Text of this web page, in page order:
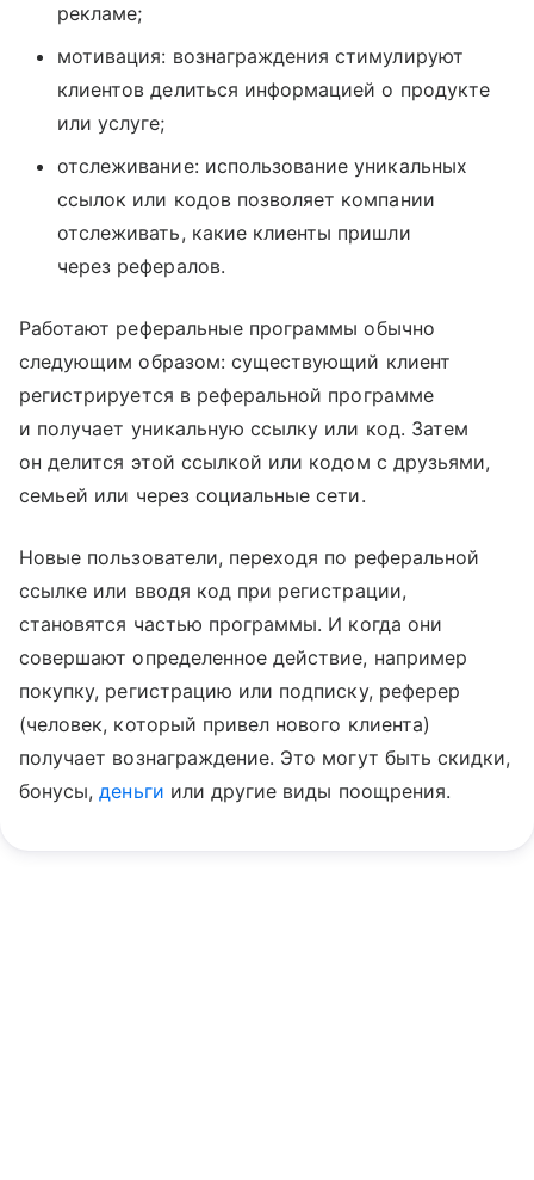
рекламе;
мотивация: вознаграждения стимулируют
клиентов делиться информацией о продукте
или услуге;
отслеживание: использование уникальных
ссылок или кодов позволяет компании
отслеживать, какие клиенты пришли
через рефералов.
Работают реферальные программы обычно
следующим образом: существующий клиент
регистрируется в реферальной программе
и получает уникальную ссылку или код. Затем
он делится этой ссылкой или кодом с друзьями,
семьей или через социальные сети.
Новые пользователи, переходя по реферальной
ссылке или вводя код при регистрации,
становятся частью программы. И когда они
совершают определенное действие, например
покупку, регистрацию или подписку, реферер
(человек, который привел нового клиента)
получает вознаграждение. Это могут быть скидки,
бонусы,деньги или другие виды поощрения.